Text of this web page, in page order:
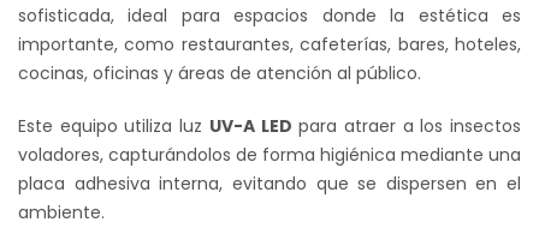
sofisticada, ideal para espacios donde la estética es
importante, como restaurantes, cafeterías, bares, hoteles,
cocinas, oficinas y áreas de atención al público.
Este equipo utiliza luz UV-A LED para atraer a los insectos
voladores, capturándolos de forma higiénica mediante una
placa adhesiva interna, evitando que se dispersen en el
ambiente.